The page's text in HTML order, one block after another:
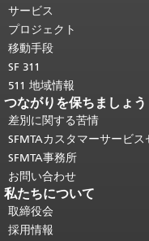
り返されます。
頭に戻る。
サービス
プロジェクト
移動手段
SF 311
511 地域情報
つながりを保ちましょう
差別に関する苦情
SFMTAカスタマーサービス
SFMTA事務所
お問い合わせ
私たちについて
取締役会
採用情報